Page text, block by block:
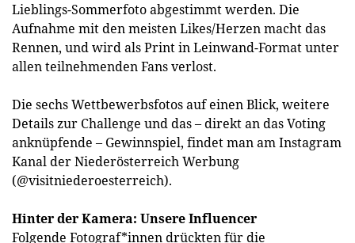
Lieblings-Sommerfoto abgestimmt werden. Die
Aufnahme mit den meisten Likes/Herzen macht das
Rennen, und wird als Print in Leinwand-Format unter
allen teilnehmenden Fans verlost.
Die sechs Wettbewerbsfotos auf einen Blick, weitere
Details zur Challenge und das – direkt an das Voting
anknüpfende – Gewinnspiel, findet man am Instagram
Kanal der Niederösterreich Werbung
(@visitniederoesterreich).
Hinter der Kamera: Unsere Influencer
Folgende Fotograf*innen drückten für die